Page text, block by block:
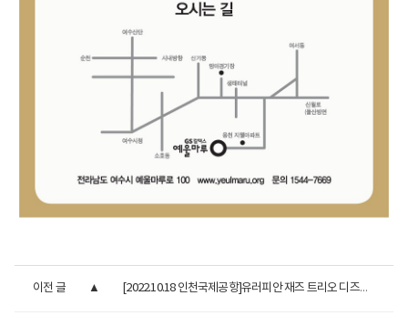
이전 글 [2022.10.18 인천국제공항]유러피안 재즈 트리오 디즈니VS지브...